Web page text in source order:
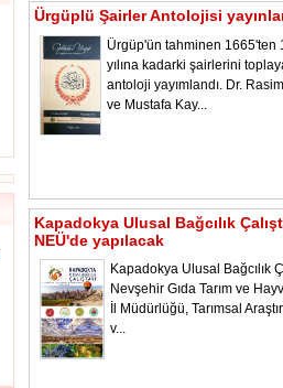
Ürgüplü Şairler Antolojisi
Ürgüp'ün tahminen 1665'ten
yılına kadarki şairlerini
antoloji yayımlandı. Dr.
ve Mustafa Kay...
Kapadokya Ulusal Bağcılık
NEÜ'de yapılacak
Kapadokya Ulusal Bağcılık
Nevşehir Gıda Tarım ve
İl Müdürlüğü, Tarımsal
v...